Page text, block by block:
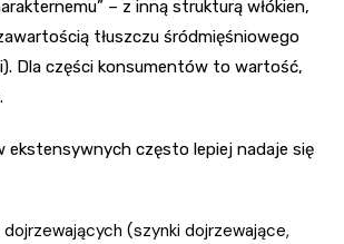
– z inną strukturą włókien,
tłuszczu śródmięśniowego
Dla części konsumentów to wartość,
ekstensywnych często lepiej nadaje się
(szynki dojrzewające,